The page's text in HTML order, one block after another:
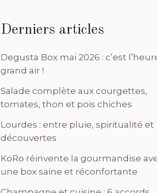
Derniers articles
Degusta Box mai 2026 : c’est
grand air !
Salade complète aux courgettes,
tomates, thon et pois chiches
Lourdes : entre pluie, spiritualité et
découvertes
KoRo réinvente la gourmandise
une box saine et réconfortante